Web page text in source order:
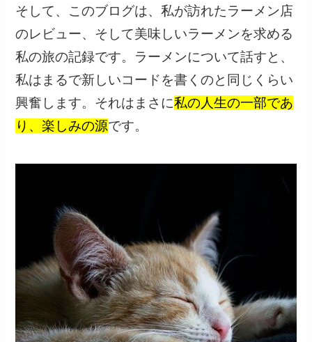
そして、このブログは、私が訪れたラーメン店
のレビュー、そして美味しいラーメンを求める
私の旅の記録です。ラーメンについて話すと、
私はまるで新しいコードを書くのと同じくらい
興奮します。それはまさに私の人生の一部であ
り、楽しみの源です。